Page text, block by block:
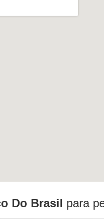
Do Brasil para